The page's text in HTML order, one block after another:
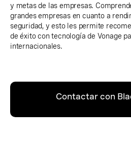
y metas de las empresas.
grandes empresas en cuanto a
seguridad, y esto les permite
de éxito con tecnología de Vonage
internacionales.
Contactar con